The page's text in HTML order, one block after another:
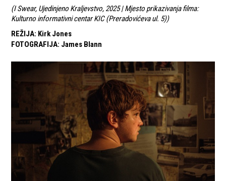
(I Swear, Ujedinjeno Kraljevstvo, 2025 | Mjesto prikazivanja filma:
Kulturno informativni centar KIC (Preradovićeva ul. 5))
REŽIJA: Kirk Jones
FOTOGRAFIJA: James Blann